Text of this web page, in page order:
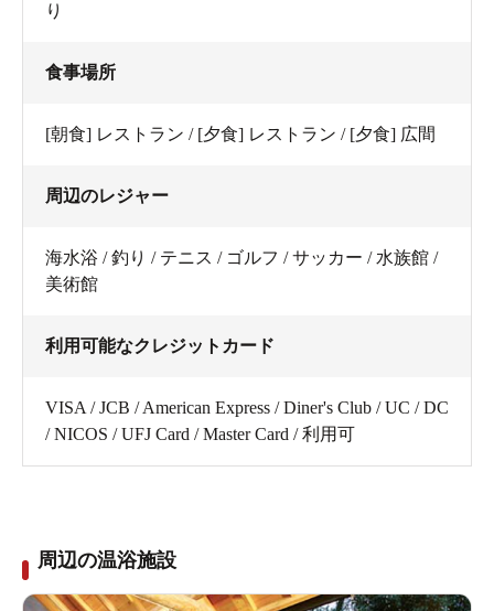
り
食事場所
[朝食] レストラン / [夕食] レストラン / [夕食] 広間
周辺のレジャー
海水浴 / 釣り / テニス / ゴルフ / サッカー / 水族館 /
美術館
利用可能なクレジットカード
VISA / JCB / American Express / Diner's Club / UC / DC
/ NICOS / UFJ Card / Master Card / 利用可
周辺の温浴施設